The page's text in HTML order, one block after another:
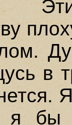
в
я бы